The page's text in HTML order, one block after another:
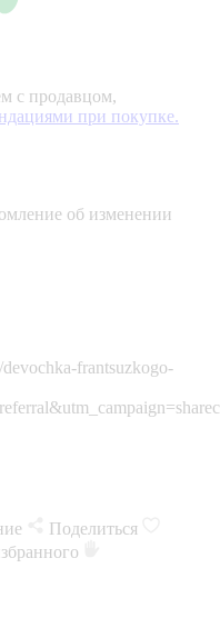
с продавцом,
при покупке.
об изменении
frantsuzkogo-
Поделиться